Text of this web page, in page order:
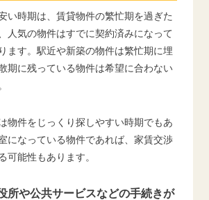
い時期は、賃貸物件の繁忙期を過ぎた
人気の物件はすでに契約済みになって
ます。駅近や新築の物件は繁忙期に埋
期に残っている物件は希望に合わない
物件をじっくり探しやすい時期でもあ
になっている物件であれば、家賃交渉
可能性もあります。
所や公共サービスなどの手続きが